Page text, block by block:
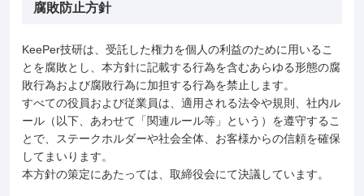
腐敗防止方針
KeePer技研は、受託した権力を個人の利益のために用いるこ
とを腐敗とし、本方針に記載する行為を含むあらゆる形態の腐
敗行為および腐敗行為に加担する行為を禁止します。
すべての役員および従業員は、適用される法令や規則、社内ル
ール（以下、あわせて「関連ルール等」という）を遵守するこ
とで、ステークホルダーや社会全体、お客様からの信頼を確保
してまいります。
本方針の策定にあたっては、取締役会にて決議しています。